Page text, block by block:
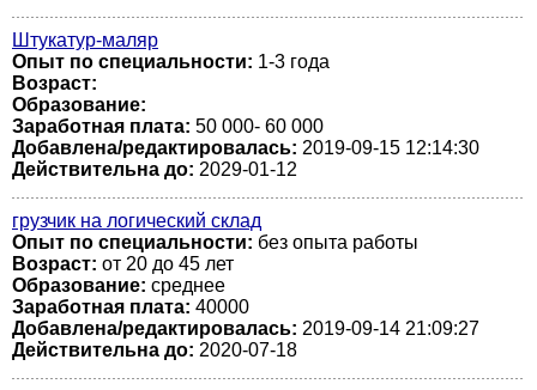
Штукатур-маляр
Опыт по специальности: 1-3 года
Возраст:
Образование:
Заработная плата: 50 000- 60 000
Добавлена/редактировалась: 2019-09-15 12:14:30
Действительна до: 2029-01-12
грузчик на логический склад
Опыт по специальности: без опыта работы
Возраст: от 20 до 45 лет
Образование: среднее
Заработная плата: 40000
Добавлена/редактировалась: 2019-09-14 21:09:27
Действительна до: 2020-07-18